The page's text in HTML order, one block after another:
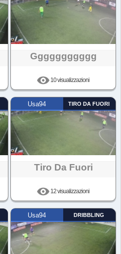
Ggggggggggg
10 visualizzazioni
Usa94 TIRO DA FUORI
Tiro Da Fuori
12 visualizzazioni
Usa94 DRIBBLING